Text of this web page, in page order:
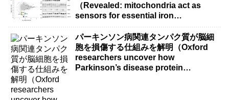
（Revealed: mitochondria act as
sensors for essential iron
パーキンソン病関連タンパク質が脳細
胞を損傷する仕組みを解明（Oxford
researchers uncover how
Parkinson’s disease protein